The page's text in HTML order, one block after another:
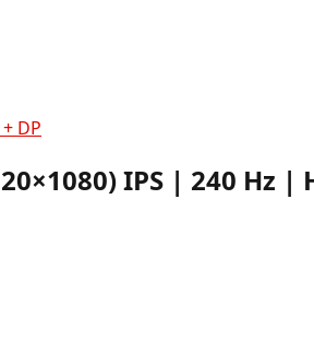
DP
IPS | 240 Hz |